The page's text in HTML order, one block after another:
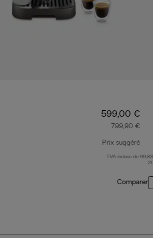
599,00 €
799,90 €
Prix suggéré
TVA incluse de
Comparer